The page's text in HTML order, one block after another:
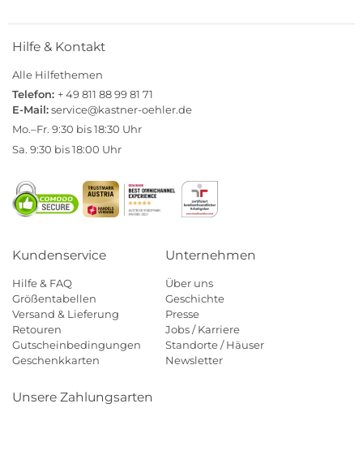
Hilfe & Kontakt
Alle Hilfethemen
Telefon: + 49 811 88 99 81 71
E-Mail:service@kastner-oehler.de
Mo.–Fr. 9:30 bis 18:30 Uhr
Sa. 9:30 bis 18:00 Uhr
Kundenservice
Hilfe & FAQ
Größentabellen
Versand & Lieferung
Retouren
Gutscheinbedingungen
Geschenkkarten
Unternehmen
Über uns
Geschichte
Presse
Jobs / Karriere
Standorte / Häuser
Newsletter
Unsere Zahlungsarten